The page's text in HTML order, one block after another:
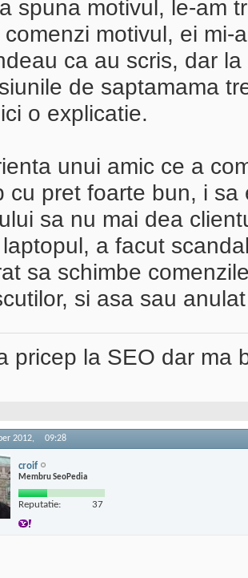
spuna motivul, le-am
motivul, ei mi-
ca au scris, dar
de saptamama
o explicatie.
unui amic ce a
cu pret foarte bun, i
sa nu mai dea
a facut
sa schimbe
si asa sau
pricep la SEO dar ma
2012, 09:28
croif
Membru SeoPedia
Reputatie: 37